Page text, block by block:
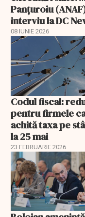
Panțuroiu
interviu la DC
08 IUNIE 2026
Codul fiscal:
pentru firmele
achită taxa pe
la 25 mai
23 FEBRUARIE 2026